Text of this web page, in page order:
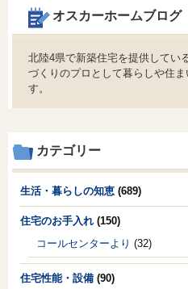
オスカーホームブログ
北陸4県で新築住宅を提供してい
づくりのプロとして暮らしや住
す。
カテゴリー
生活・暮らしの知恵 (689)
住宅のお手入れ (150)
コールセンターより (32)
住宅性能・設備 (90)